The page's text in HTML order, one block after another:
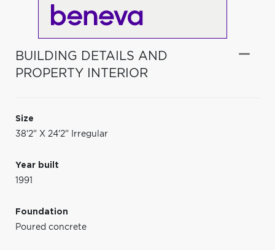
BUILDING DETAILS AND
PROPERTY INTERIOR
Size
38'2" X 24'2" Irregular
Year built
1991
Foundation
Poured concrete